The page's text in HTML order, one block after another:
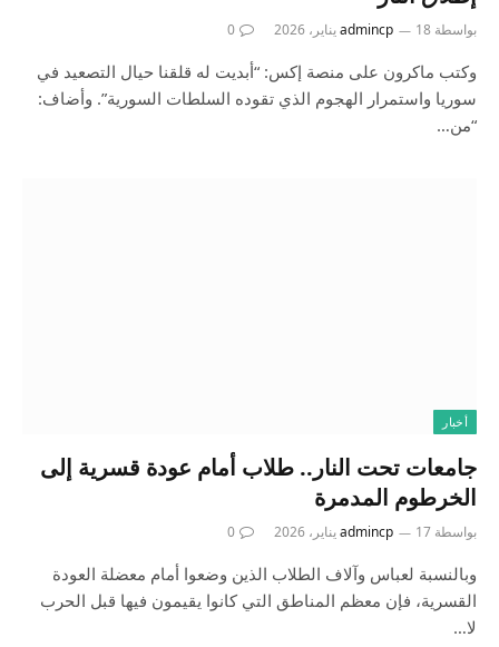
بواسطة admincp 18 يناير، 2026 0
وكتب ماكرون على منصة إكس: “أبديت له قلقنا حيال التصعيد في
سوريا واستمرار الهجوم الذي تقوده السلطات السورية”. وأضاف:
“من…
أخبار
جامعات تحت النار.. طلاب أمام عودة قسرية إلى
الخرطوم المدمرة
بواسطة admincp 17 يناير، 2026 0
وبالنسبة لعباس وآلاف الطلاب الذين وضعوا أمام معضلة العودة
القسرية، فإن معظم المناطق التي كانوا يقيمون فيها قبل الحرب
لا…